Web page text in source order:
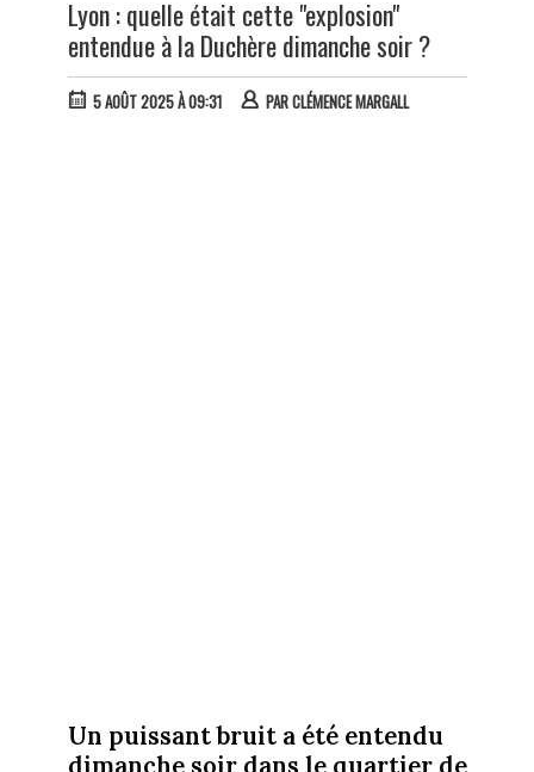
Lyon : quelle était cette "explosion"
entendue à la Duchère dimanche soir ?
5 AOÛT 2025 À 09:31 PARCLÉMENCE MARGALL
Un puissant bruit a été entendu
dimanche soir dans le quartier de